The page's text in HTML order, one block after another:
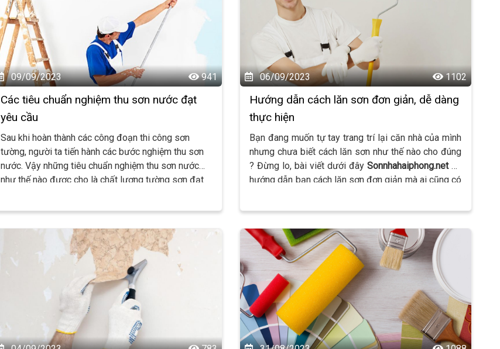
sức khỏe. Dưới đây là những kinh
nghiệm bạn cần biết để chọn sơn
cho phòng ngủ trẻ em.
09/09/2023 941
Các tiêu chuẩn nghiệm thu sơn nước đạt
yêu cầu
Sau khi hoàn thành các công đoạn thi công sơn
tường, người ta tiến hành các bước nghiệm thu sơn
nước. Vậy những tiêu chuẩn nghiệm thu sơn nước
như thế nào được cho là chất lượng tường sơn đạt
06/09/2023 1102
Hướng dẫn cách lăn sơn đơn giản, dễ dàng
thực hiện
Bạn đang muốn tự tay trang trí lại căn nhà của mình
nhưng chưa biết cách lăn sơn như thế nào cho đúng
? Đừng lo, bài viết dưới đâySonnhahaiphong.netsẽ
hướng dẫn bạn cách lăn sơn đơn giản mà ai cũng có